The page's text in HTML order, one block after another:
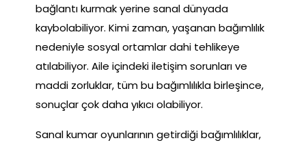
bağlantı kurmak yerine sanal dünyada
kaybolabiliyor. Kimi zaman, yaşanan bağımlılık
nedeniyle sosyal ortamlar dahi tehlikeye
atılabiliyor. Aile içindeki iletişim sorunları ve
maddi zorluklar, tüm bu bağımlılıkla birleşince,
sonuçlar çok daha yıkıcı olabiliyor.
Sanal kumar oyunlarının getirdiği bağımlılıklar,